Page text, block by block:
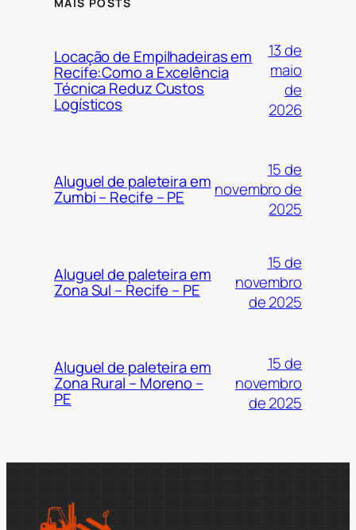
MAIS POSTS
Locação de Empilhadeiras em
Recife:Como a Excelência
Técnica Reduz Custos
Logísticos
13 de
maio
de
2026
Aluguel de paleteira em
Zumbi – Recife – PE
15 de
novembro de
2025
Aluguel de paleteira em
Zona Sul – Recife – PE
15 de
novembro
de 2025
Aluguel de paleteira em
Zona Rural – Moreno –
PE
15 de
novembro
de 2025